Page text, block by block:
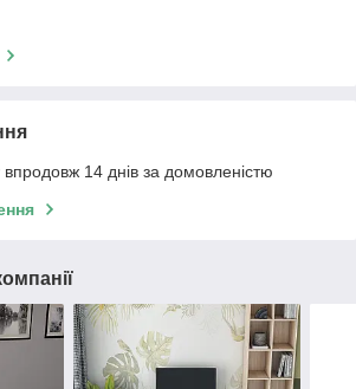
14 днів за домовленістю